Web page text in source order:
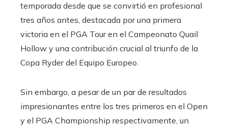
temporada desde que se convirtió en profesional
tres años antes, destacada por una primera
victoria en el PGA Tour en el Campeonato Quail
Hollow y una contribución crucial al triunfo de la
Copa Ryder del Equipo Europeo.
Sin embargo, a pesar de un par de resultados
impresionantes entre los tres primeros en el Open
y el PGA Championship respectivamente, un